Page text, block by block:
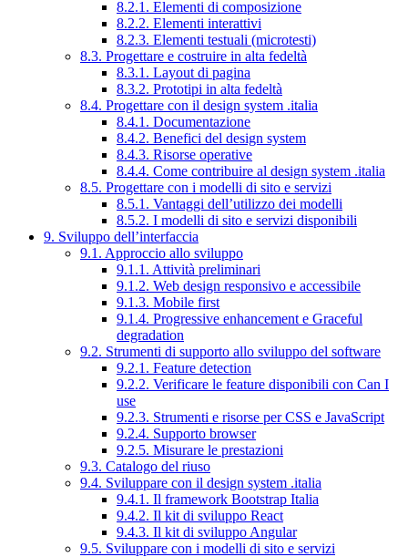
8.2.1. Elementi di composizione
8.2.2. Elementi interattivi
8.2.3. Elementi testuali (microtesti)
8.3. Progettare e costruire in alta fedeltà
8.3.1. Layout di pagina
8.3.2. Prototipi in alta fedeltà
8.4. Progettare con il design system .italia
8.4.1. Documentazione
8.4.2. Benefici del design system
8.4.3. Risorse operative
8.4.4. Come contribuire al design system .italia
8.5. Progettare con i modelli di sito e servizi
8.5.1. Vantaggi dell’utilizzo dei modelli
8.5.2. I modelli di sito e servizi disponibili
9. Sviluppo dell’interfaccia
9.1. Approccio allo sviluppo
9.1.1. Attività preliminari
9.1.2. Web design responsivo e accessibile
9.1.3. Mobile first
9.1.4. Progressive enhancement e Graceful
degradation
9.2. Strumenti di supporto allo sviluppo del software
9.2.1. Feature detection
9.2.2. Verificare le feature disponibili con Can I
use
9.2.3. Strumenti e risorse per CSS e JavaScript
9.2.4. Supporto browser
9.2.5. Misurare le prestazioni
9.3. Catalogo del riuso
9.4. Sviluppare con il design system .italia
9.4.1. Il framework Bootstrap Italia
9.4.2. Il kit di sviluppo React
9.4.3. Il kit di sviluppo Angular
9.5. Sviluppare con i modelli di sito e servizi